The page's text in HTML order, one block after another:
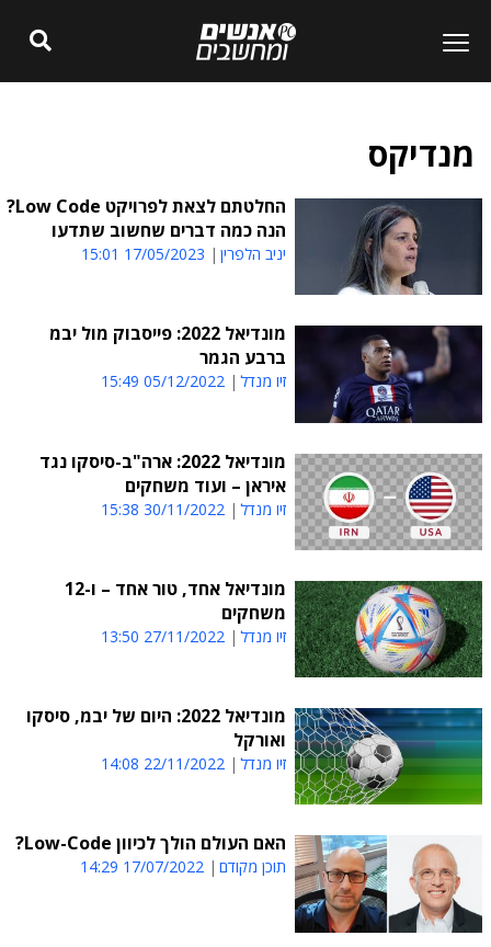
מנדיקס
החלטתם לצאת לפרויקט Low Code?
הנה כמה דברים שחשוב שתדעו
יניב הלפרין 17/05/2023 15:01
מונדיאל 2022: פייסבוק מול יבמ
ברבע הגמר
זיו מנדל 05/12/2022 15:49
מונדיאל 2022: ארה"ב-סיסקו נגד
איראן – ועוד משחקים
זיו מנדל 30/11/2022 15:38
מונדיאל אחד, טור אחד – ו-12
משחקים
זיו מנדל 27/11/2022 13:50
מונדיאל 2022: היום של יבמ, סיסקו
ואורקל
זיו מנדל 22/11/2022 14:08
האם העולם הולך לכיוון Low-Code?
תוכן מקודם 17/07/2022 14:29